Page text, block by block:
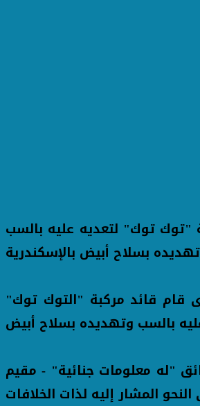
"توك توك" لتعديه عليه بالسب
على النشر (سائق - مقيم بدائرة قسم شرطة ثان المنتزه) وبسؤاله قرر أنه بتاريخ 22/ الجارى قام قائد مركبة "التوك توك"
"له معلومات جنائية" - مقيم